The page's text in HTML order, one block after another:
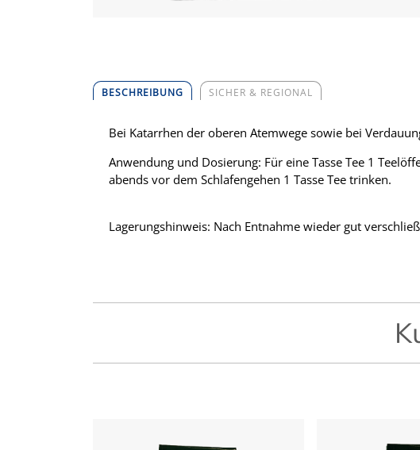
BESCHREIBUNG SICHER & REGIONAL
Bei Katarrhen der oberen Atemwege sowie bei
Anwendung und Dosierung: Für eine Tasse Tee 1
abends vor dem Schlafengehen 1 Tasse Tee trinken.
Lagerungshinweis: Nach Entnahme wieder gut